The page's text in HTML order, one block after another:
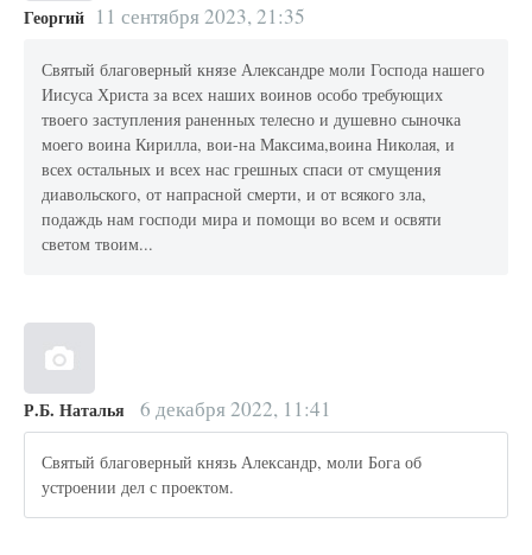
Георгий 11 сентября 2023, 21:35
Святый благоверный князе Александре моли Господа нашего
Иисуса Христа за всех наших воинов особо требующих
твоего заступления раненных телесно и душевно сыночка
моего воина Кирилла, вои-на Максима,воина Николая, и
всех остальных и всех нас грешных спаси от смущения
диавольского, от напрасной смерти, и от всякого зла,
подаждь нам господи мира и помощи во всем и освяти
светом твоим...
Р.Б. Наталья 6 декабря 2022, 11:41
Святый благоверный князь Александр, моли Бога об
устроении дел с проектом.